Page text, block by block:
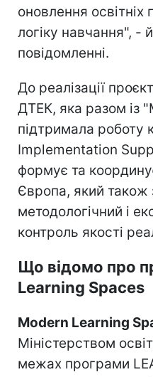
оновлення освітніх
логіку навчання", -
повідомленні.
До реалізації
ДТЕК, яка разом із
підтримала роботу
Implementation
формує та
Європа, який також
методологічний і
контроль якості
Що відомо про
Learning Spaces
Modern Learning
Міністерством
межах програми